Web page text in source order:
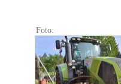
Foto: